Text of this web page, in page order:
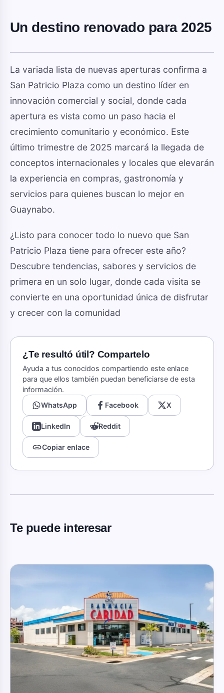
Un destino renovado para 2025
La variada lista de nuevas aperturas confirma a
San Patricio Plaza como un destino líder en
innovación comercial y social, donde cada
apertura es vista como un paso hacia el
crecimiento comunitario y económico. Este
último trimestre de 2025 marcará la llegada de
conceptos internacionales y locales que elevarán
la experiencia en compras, gastronomía y
servicios para quienes buscan lo mejor en
Guaynabo.
¿Listo para conocer todo lo nuevo que San
Patricio Plaza tiene para ofrecer este año?
Descubre tendencias, sabores y servicios de
primera en un solo lugar, donde cada visita se
convierte en una oportunidad única de disfrutar
y crecer con la comunidad
¿Te resultó útil? Compartelo
Ayuda a tus conocidos compartiendo este enlace
para que ellos también puedan beneficiarse de esta
información.
WhatsApp
Facebook X
LinkedIn Reddit
linkCopiar enlace
Te puede interesar